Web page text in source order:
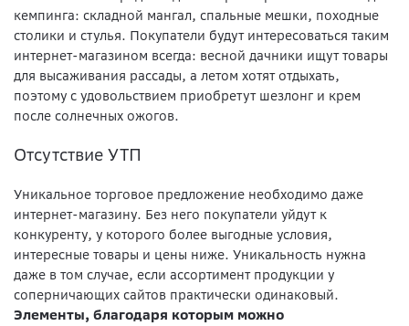
кемпинга: складной мангал, спальные мешки, походные
столики и стулья. Покупатели будут интересоваться таким
интернет-магазином всегда: весной дачники ищут товары
для высаживания рассады, а летом хотят отдыхать,
поэтому с удовольствием приобретут шезлонг и крем
после солнечных ожогов.
Отсутствие УТП
Уникальное торговое предложение необходимо даже
интернет-магазину. Без него покупатели уйдут к
конкуренту, у которого более выгодные условия,
интересные товары и цены ниже. Уникальность нужна
даже в том случае, если ассортимент продукции у
соперничающих сайтов практически одинаковый.
Элементы, благодаря которым можно